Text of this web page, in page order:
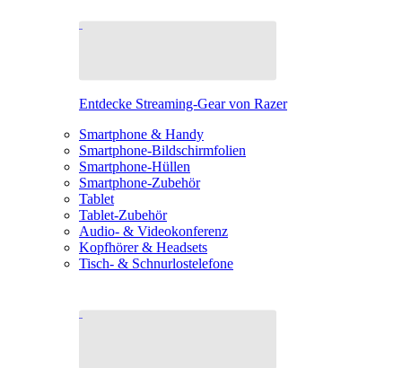
Entdecke Streaming-Gear von Razer
Smartphone & Handy
Smartphone-Bildschirmfolien
Smartphone-Hüllen
Smartphone-Zubehör
Tablet
Tablet-Zubehör
Audio- & Videokonferenz
Kopfhörer & Headsets
Tisch- & Schnurlostelefone